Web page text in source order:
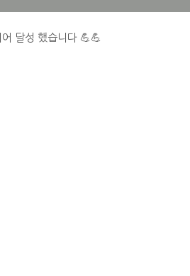
달성 했습니다 💪💪